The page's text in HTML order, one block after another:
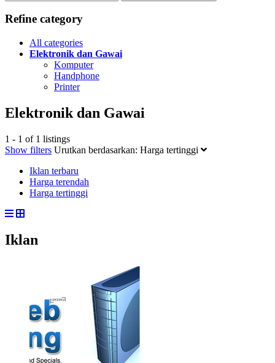
Refine category
All categories
Elektronik dan Gawai
Komputer
Handphone
Printer
Elektronik dan Gawai
1 - 1 of 1 listings
Show filters Urutkan berdasarkan: Harga tertinggi
Iklan terbaru
Harga terendah
Harga tertinggi
Iklan